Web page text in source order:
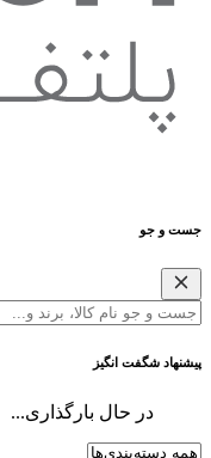
جست و جو
پیشنهاد شگفت انگیز
در حال بارگذاری...